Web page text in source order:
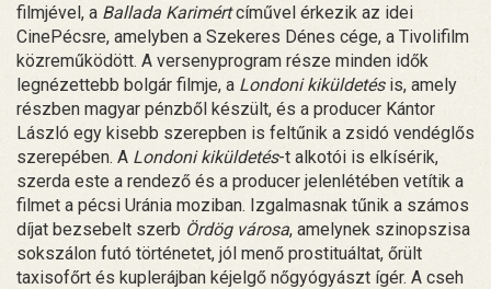
filmjével, a Ballada Karimértcíművel érkezik az idei
CinePécsre, amelyben a Szekeres Dénes cége, a Tivolifilm
közreműködött. A versenyprogram része minden idők
legnézettebb bolgár filmje, a Londoni kiküldetésis, amely
részben magyar pénzből készült, és a producer Kántor
László egy kisebb szerepben is feltűnik a zsidó vendéglős
szerepében. A Londoni kiküldetés-t alkotói is elkísérik,
szerda este a rendező és a producer jelenlétében vetítik a
filmet a pécsi Uránia moziban. Izgalmasnak tűnik a számos
díjat bezsebelt szerb Ördög városa, amelynek szinopszisa
sokszálon futó történetet, jól menő prostituáltat, őrült
taxisofőrt és kuplerájban kéjelgő nőgyógyászt ígér. A cseh